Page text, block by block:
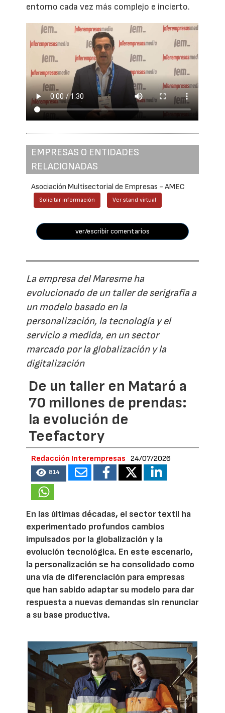
entorno cada vez más complejo e incierto.
EMPRESAS O ENTIDADES
RELACIONADAS
Asociación Multisectorial de Empresas - AMEC
Solicitar información Ver stand virtual
ver/escribir comentarios
La empresa del Maresme ha
evolucionado de un taller de serigrafía a
un modelo basado en la
personalización, la tecnología y el
servicio a medida, en un sector
marcado por la globalización y la
digitalización
De un taller en Mataró a
70 millones de prendas:
la evolución de
Teefactory
Redacción Interempresas 24/07/2026
814
En las últimas décadas, el sector textil ha
experimentado profundos cambios
impulsados por la globalización y la
evolución tecnológica. En este escenario,
la personalización se ha consolidado como
una vía de diferenciación para empresas
que han sabido adaptar su modelo para dar
respuesta a nuevas demandas sin renunciar
a su base productiva.